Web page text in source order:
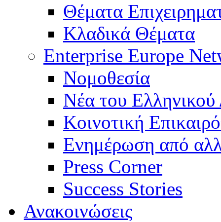
Θέματα
Κλαδικά Θέματα
Enterprise Europe
Νομοθεσία
Νέα του Ελληνικού
Κοινοτική
Ενημέρωση από
Press Corner
Success Stories
Ανακοινώσεις